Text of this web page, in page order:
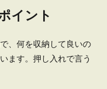
イント
、何を収納して良いの
ます。押し入れで言う